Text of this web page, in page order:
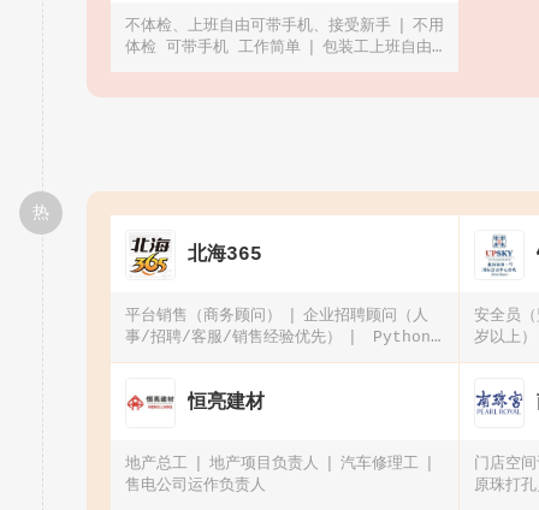
不体检、上班自由可带手机、接受新手
不用
体检 可带手机 工作简单
包装工上班自由
可带手机、可预支工资、坐班
180/天招聘
热
北海365
平台销售（商务顾问）
企业招聘顾问（人
事/招聘/客服/销售经验优先）
Python
开发工程师（软件/AI方向）
微信公众号资
安全员
岁以上）
恒亮建材
地产总工 地产项目负责人
汽车修理工
售电公司运作负责人
门店空
原珠打